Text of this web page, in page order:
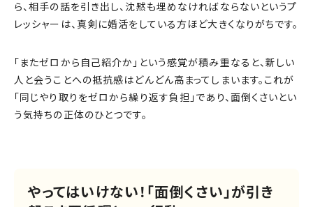
ら、相手の話を引き出し、沈黙も埋めなければならないというプ
レッシャーは、真剣に婚活をしている方ほど大きくなりがちです。
「またゼロから自己紹介か」という感覚が積み重なると、新しい
人と会うことへの抵抗感はどんどん高まってしまいます。これが
「同じやり取りをゼロから繰り返す負担」であり、面倒くさいとい
う気持ちの正体のひとつです。
やってはいけない！「面倒くさい」が引き